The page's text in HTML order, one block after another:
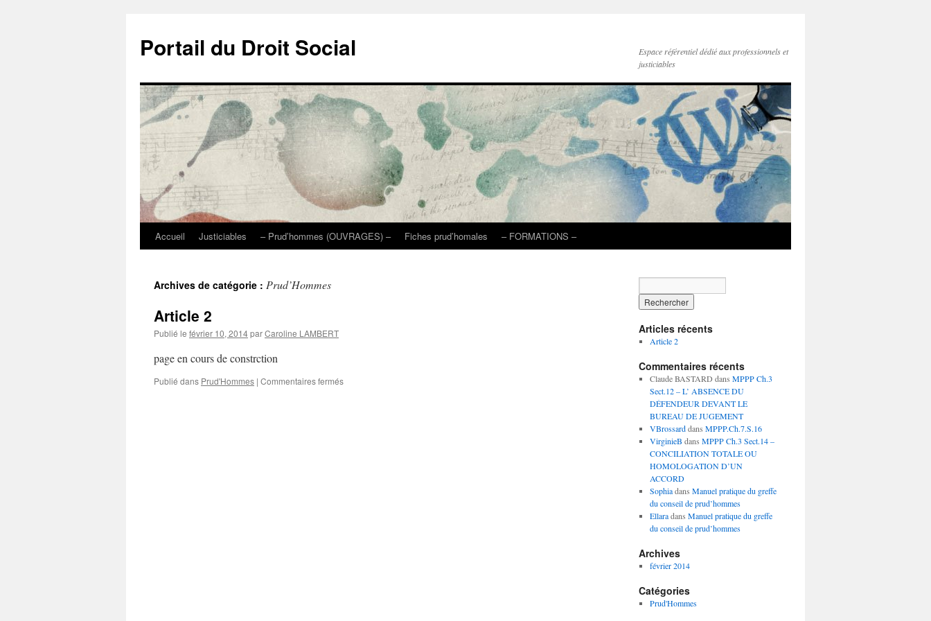
Portail du Droit Social
Espace référentiel dédié aux professionnels et
justiciables
Aller
contenu
Accueil Justiciables – Prud’hommes (OUVRAGES) – Fiches prud’homales – FORMATIONS –
Archives de catégorie : Prud’Hommes
Article 2
Publié le février 10, 2014parCaroline LAMBERT
page en cours de constrction
Publié dans Prud'Hommes | Commentaires fermés
Articles récents
Article 2
Commentaires récents
Claude BASTARD dans MPPP Ch.3
Sect.12 – L’ ABSENCE DU
DÉFENDEUR DEVANT LE
BUREAU DE JUGEMENT
VBrossarddans MPPP.Ch.7.S.16
VirginieB dans MPPP Ch.3 Sect.14 –
CONCILIATION TOTALE OU
HOMOLOGATION D’UN
ACCORD
Sophiadans Manuel pratique du greffe
du conseil de prud’hommes
Ellaradans Manuel pratique du greffe
du conseil de prud’hommes
Archives
février 2014
Catégories
Prud'Hommes